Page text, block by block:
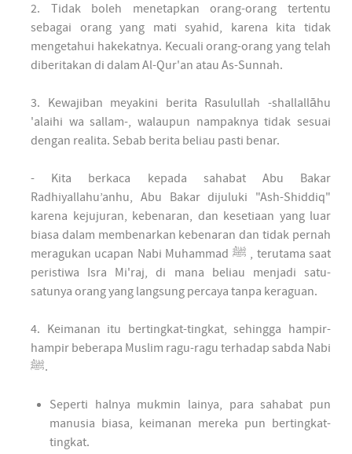
2. Tidak boleh menetapkan orang-orang tertentu
sebagai orang yang mati syahid, karena kita tidak
mengetahui hakekatnya. Kecuali orang-orang yang telah
diberitakan di dalam Al-Qur'an atau As-Sunnah.
3. Kewajiban meyakini berita Rasulullah -shallallāhu
'alaihi wa sallam-, walaupun nampaknya tidak sesuai
dengan realita. Sebab berita beliau pasti benar.
- Kita berkaca kepada sahabat Abu Bakar
Radhiyallahu’anhu, Abu Bakar dijuluki "Ash-Shiddiq"
karena kejujuran, kebenaran, dan kesetiaan yang luar
biasa dalam membenarkan kebenaran dan tidak pernah
meragukan ucapan Nabi Muhammad ﷺ , terutama saat
peristiwa Isra Mi'raj, di mana beliau menjadi satu-
satunya orang yang langsung percaya tanpa keraguan.
4. Keimanan itu bertingkat-tingkat, sehingga hampir-
hampir beberapa Muslim ragu-ragu terhadap sabda Nabi
ﷺ.
Seperti halnya mukmin lainya, para sahabat pun
manusia biasa, keimanan mereka pun bertingkat-
tingkat.